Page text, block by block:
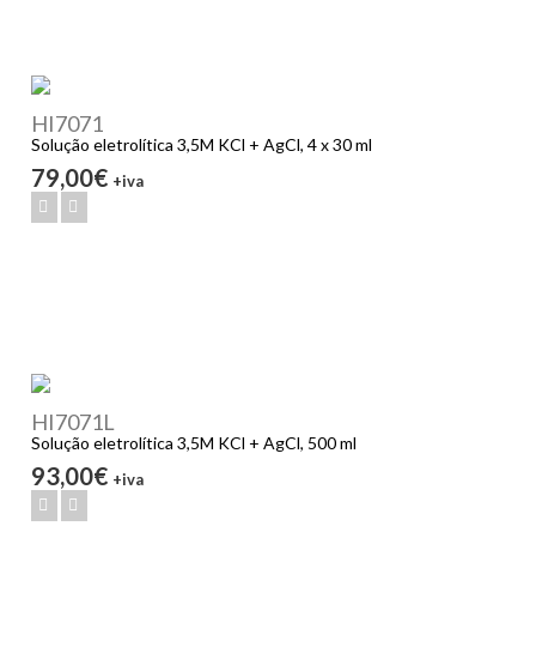
HI7071
Solução eletrolítica 3,5M KCl + AgCl, 4 x 30 ml
79,00€ +iva
HI7071L
Solução eletrolítica 3,5M KCl + AgCl, 500 ml
93,00€ +iva